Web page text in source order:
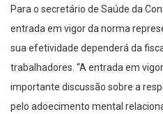
Para o secretário de Saúde da
entrada em vigor da norma
sua efetividade dependerá da
trabalhadores. “A entrada em
importante discussão sobre a
pelo adoecimento mental